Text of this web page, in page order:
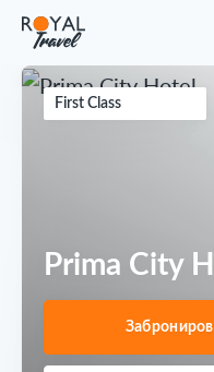
First Class
Prima City